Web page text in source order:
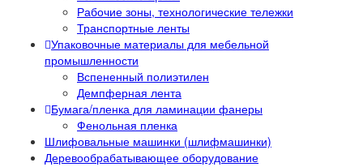
Рабочие зоны, технологические тележки
Транспортные ленты
Упаковочные материалы для мебельной
промышленности
Вспененный полиэтилен
Демпферная лента
Бумага/пленка для ламинации фанеры
Фенольная пленка
Шлифовальные машинки (шлифмашинки)
Деревообрабатывающее оборудование